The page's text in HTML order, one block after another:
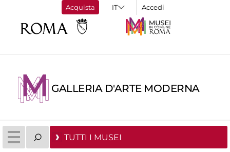
Acquista Accedi
GALLERIA D'ARTE MODERNA
TUTTI I MUSEI